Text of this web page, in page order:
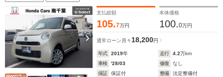
ケージ・シートヒーター・ドライブレコーダー・ETC・
社外アルミホイール
支払総額
105.7万円
本体価格
100.0万円
通常ローン 月々 18,200円
年式 2019年 走行 4.2万km
車検
'28/03 修復
なし
保証
保証付 整備
法定整備付